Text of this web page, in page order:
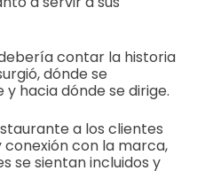
contar la historia
dónde se
hacia dónde se dirige.
a los clientes
con la marca,
se sientan incluidos y